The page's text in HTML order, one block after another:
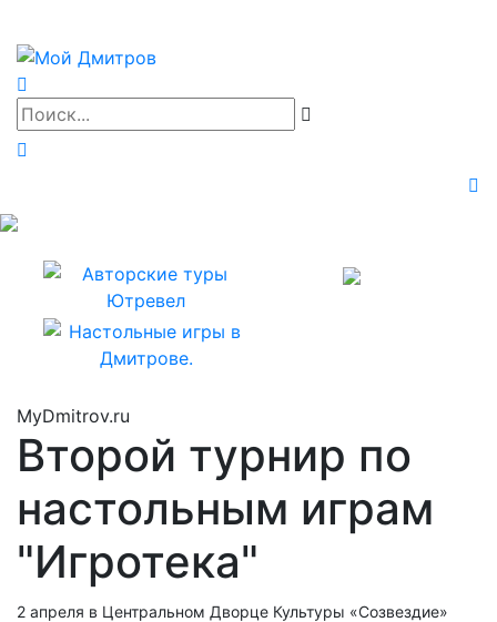
MyDmitrov.ru
Второй турнир по
настольным играм
"Игротека"
2 апреля в Центральном Дворце Культуры «Созвездие»